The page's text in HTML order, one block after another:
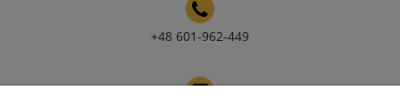
+48 601-962-449